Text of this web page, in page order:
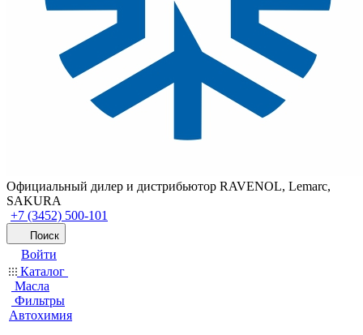
Официальный дилер и дистрибьютор RAVENOL, Lemarc,
SAKURA
+7 (3452) 500-101
Поиск
Войти
Каталог
Масла
Фильтры
Автохимия